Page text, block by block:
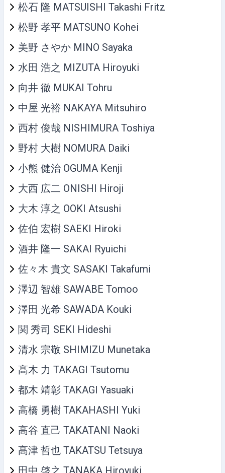
松石 隆 MATSUISHI Takashi Fritz
松野 孝平 MATSUNO Kohei
美野 さやか MINO Sayaka
水田 浩之 MIZUTA Hiroyuki
向井 徹 MUKAI Tohru
中屋 光裕 NAKAYA Mitsuhiro
西村 俊哉 NISHIMURA Toshiya
野村 大樹 NOMURA Daiki
小熊 健治 OGUMA Kenji
大西 広二 ONISHI Hiroji
大木 淳之 OOKI Atsushi
佐伯 宏樹 SAEKI Hiroki
酒井 隆一 SAKAI Ryuichi
佐々木 貴文 SASAKI Takafumi
澤辺 智雄 SAWABE Tomoo
澤田 光希 SAWADA Kouki
関 秀司 SEKI Hideshi
清水 宗敬 SHIMIZU Munetaka
髙木 力 TAKAGI Tsutomu
都木 靖彰 TAKAGI Yasuaki
高橋 勇樹 TAKAHASHI Yuki
高谷 直己 TAKATANI Naoki
髙津 哲也 TAKATSU Tetsuya
田中 啓之 TANAKA Hiroyuki